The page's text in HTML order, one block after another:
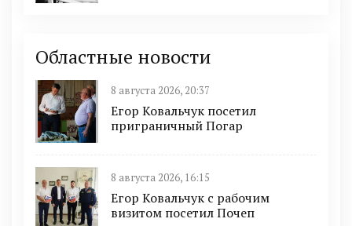
Областные новости
8 августа 2026, 20:37
Егор Ковальчук посетил
приграничный Погар
8 августа 2026, 16:15
Егор Ковальчук с рабочим
визитом посетил Почеп